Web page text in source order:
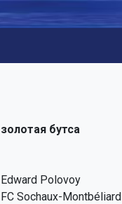
золотая бутса
Edward Polovoy
FC Sochaux-Montbéliard